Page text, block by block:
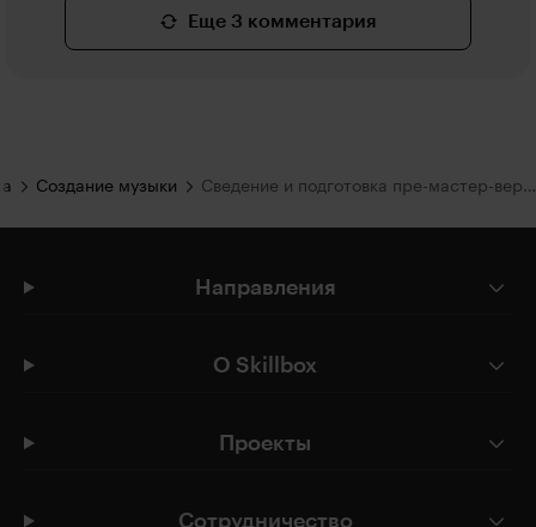
Еще 3 комментария
Создание музыки Сведение и подготовка пре-мастер-версии трека
Направления
О Skillbox
Проекты
Сотрудничество